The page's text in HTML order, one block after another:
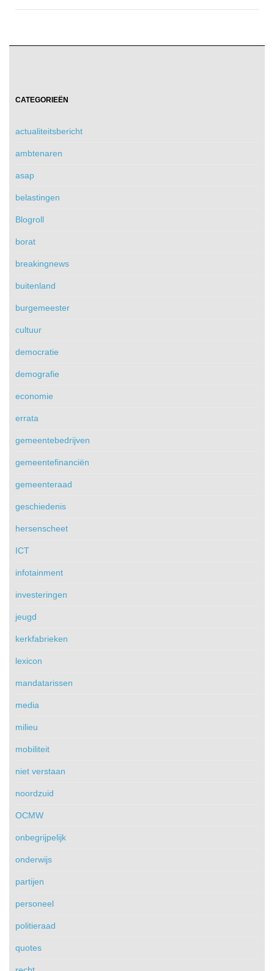
CATEGORIEËN
actualiteitsbericht
ambtenaren
asap
belastingen
Blogroll
borat
breakingnews
buitenland
burgemeester
cultuur
democratie
demografie
economie
errata
gemeentebedrijven
gemeentefinanciën
gemeenteraad
geschiedenis
hersenscheet
ICT
infotainment
investeringen
jeugd
kerkfabrieken
lexicon
mandatarissen
media
milieu
mobiliteit
niet verstaan
noordzuid
OCMW
onbegrijpelijk
onderwijs
partijen
personeel
politieraad
quotes